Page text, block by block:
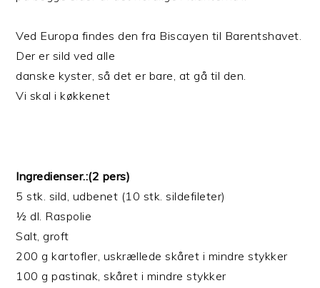
Ved Europa findes den fra Biscayen til Barentshavet.
Der er sild ved alle
danske kyster, så det er bare, at gå til den.
Vi skal i køkkenet
Ingredienser.:(2 pers)
5 stk. sild, udbenet (10 stk. sildefileter)
½ dl. Raspolie
Salt, groft
200 g kartofler, uskrællede skåret i mindre stykker
100 g pastinak, skåret i mindre stykker